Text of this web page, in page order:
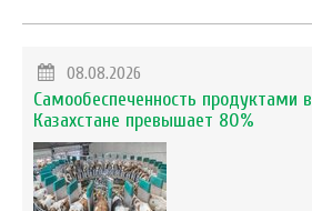
08.08.2026
Самообеспеченность продуктами в
Казахстане превышает 80%